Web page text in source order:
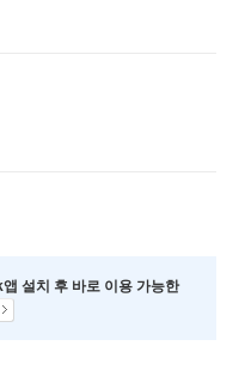
설치 후 바로 이용 가능한